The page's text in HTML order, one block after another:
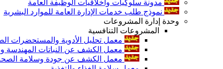
مدونة سلوكيات وأخلاقيات الوظيفة العامة
نموذج طلب خدمات الإدارة العامة للموارد البشرية
وحدة إدارة المشروعات
المشروعات التنافسية
معمل تحليل الأدوية والمستحضرات
معمل الكشف عن النباتات المهندسة
معمل الكشف عن جودة وسلامة الصحة